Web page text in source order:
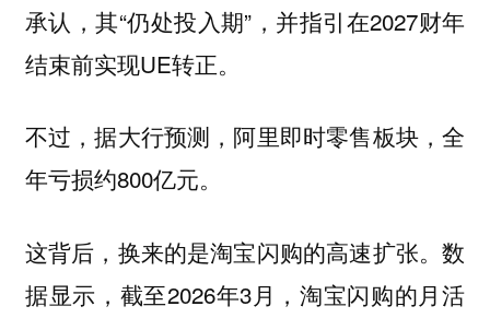
承认，其“仍处投入期”，并指引在2027财年
结束前实现UE转正。
不过，据大行预测，阿里即时零售板块，全
年亏损约800亿元。
这背后，换来的是淘宝闪购的高速扩张。数
据显示，截至2026年3月，淘宝闪购的月活